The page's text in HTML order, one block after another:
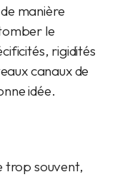
manière
le
rigidités
canaux de
idée.
trop souvent,